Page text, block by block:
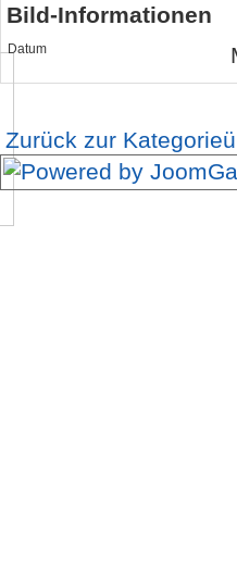
Bild-Informationen
Datum
Zurück zur